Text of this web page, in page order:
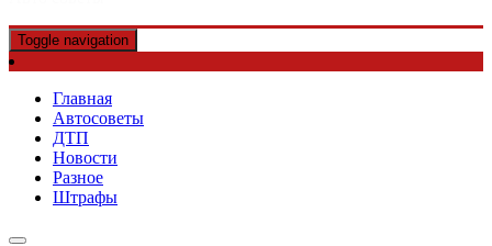
Toggle navigation
Главная
Автосоветы
ДТП
Новости
Разное
Штрафы